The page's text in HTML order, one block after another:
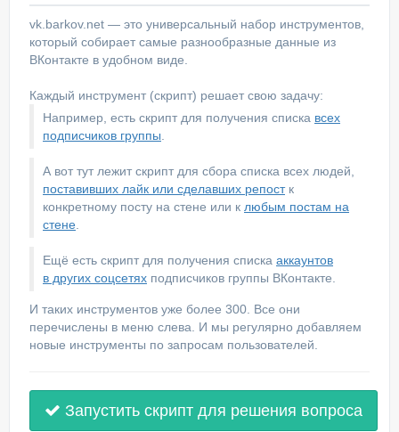
vk.barkov.net — это универсальный набор инструментов,
который собирает самые разнообразные данные из
ВКонтакте в удобном виде.
Каждый инструмент (скрипт) решает свою задачу:
Например, есть скрипт для получения списка всех
подписчиков группы
А вот тут лежит скрипт для сбора списка всех людей,
поставивших лайк или сделавших репостк
конкретному посту на стене или к любым постам на
стене
Ещё есть скрипт для получения списка аккаунтов
в других соцсетях подписчиков группы ВКонтакте.
И таких инструментов уже более 300. Все они
перечислены в меню слева. И мы регулярно добавляем
новые инструменты по запросам пользователей.
Запустить скрипт для решения вопроса